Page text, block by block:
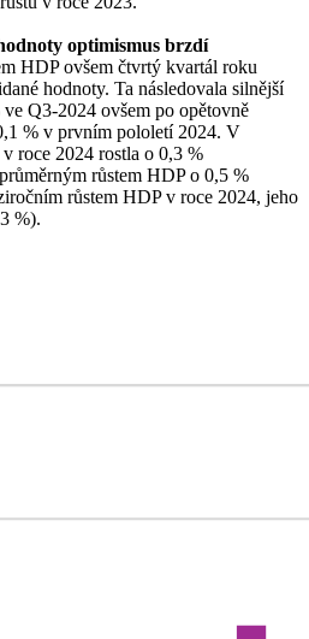
optimismus brzdí
HDP ovšem čtvrtý kvartál roku
hodnoty. Ta následovala silnější
Q3-2024 ovšem po opětovně
% v prvním pololetí 2024. V
roce 2024 rostla o 0,3 %
růstem HDP o 0,5 %
růstem HDP v roce 2024, jeho
%).